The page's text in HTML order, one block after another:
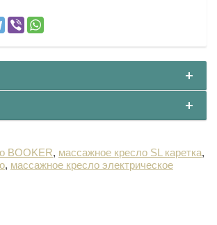
BOOKER, массажное кресло SL каретка,
, массажное кресло электрическое